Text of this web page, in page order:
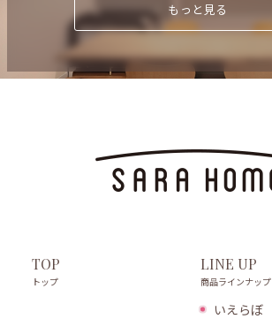
もっと見る
TOP
トップ
LINE UP
商品ラインナップ
いえらぼ